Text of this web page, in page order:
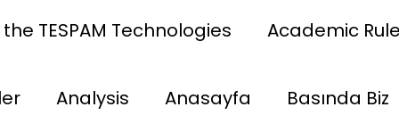
TESPAM Technologies Academic
Analysis Anasayfa Basında Biz